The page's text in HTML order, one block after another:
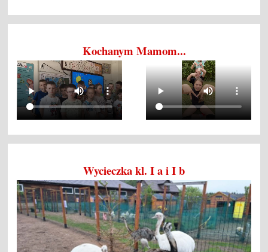
Kochanym Mamom...
Wycieczka kl. I a i I b